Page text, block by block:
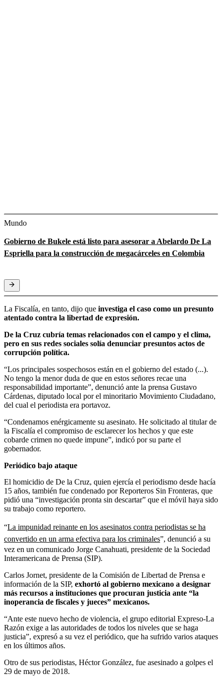
Mundo
Gobierno de Bukele está listo para asesorar a Abelardo De La
Espriella para la construcción de megacárceles en Colombia
La Fiscalía, en tanto, dijo que investiga el caso como un presunto
atentado contra la libertad de expresión.
De la Cruz cubría temas relacionados con el campo y el clima,
pero en sus redes sociales solía denunciar presuntos actos de
corrupción política.
“Los principales sospechosos están en el gobierno del estado (...).
No tengo la menor duda de que en estos señores recae una
responsabilidad importante”, denunció ante la prensa Gustavo
Cárdenas, diputado local por el minoritario Movimiento Ciudadano,
del cual el periodista era portavoz.
“Condenamos enérgicamente su asesinato. He solicitado al titular de
la Fiscalía el compromiso de esclarecer los hechos y que este
cobarde crimen no quede impune”, indicó por su parte el
gobernador.
Periódico bajo ataque
El homicidio de De la Cruz, quien ejercía el periodismo desde hacía
15 años, también fue condenado por Reporteros Sin Fronteras, que
pidió una “investigación pronta sin descartar” que el móvil haya sido
su trabajo como reportero.
“La impunidad reinante en los asesinatos contra periodistas se ha
convertido en un arma efectiva para los criminales”, denunció a su
vez en un comunicado Jorge Canahuati, presidente de la Sociedad
Interamericana de Prensa (SIP).
Carlos Jornet, presidente de la Comisión de Libertad de Prensa e
información de la SIP, exhortó al gobierno mexicano a designar
más recursos a instituciones que procuran justicia ante “la
inoperancia de fiscales y jueces” mexicanos.
“Ante este nuevo hecho de violencia, el grupo editorial Expreso-La
Razón exige a las autoridades de todos los niveles que se haga
justicia”, expresó a su vez el periódico, que ha sufrido varios ataques
en los últimos años.
Otro de sus periodistas, Héctor González, fue asesinado a golpes el
29 de mayo de 2018.